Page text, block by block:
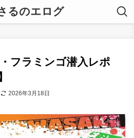
るのエログ
フラミンゴ潜入レポ
2026年3月18日